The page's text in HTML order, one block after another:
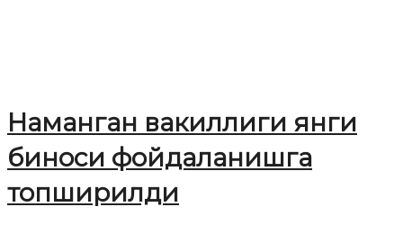
Наманган вакиллиги янги
биноси фойдаланишга
топширилди